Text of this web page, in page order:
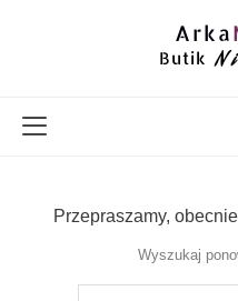
Przepraszamy,
Wyszukaj